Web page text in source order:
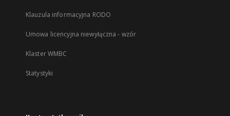
Klauzula informacyjna RODO
Umowa licencyjna niewyłączna - wzór
Klaster WMBC
Statystyki